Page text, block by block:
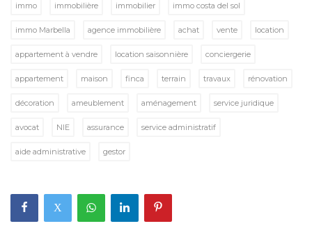
immo immobilière immobilier immo costa del sol
immo Marbella agence immobilière achat vente location
appartement à vendre location saisonnière conciergerie
appartement maison finca terrain travaux rénovation
décoration ameublement aménagement service juridique
avocat NIE assurance service administratif
aide administrative gestor